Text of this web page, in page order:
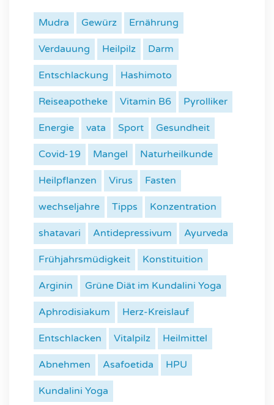
Mudra Gewürz Ernährung
Verdauung Heilpilz Darm
Entschlackung Hashimoto
Reiseapotheke Vitamin B6 Pyrolliker
Energie vata Sport Gesundheit
Covid-19 Mangel Naturheilkunde
Heilpflanzen Virus Fasten
wechseljahre Tipps Konzentration
shatavari Antidepressivum Ayurveda
Frühjahrsmüdigkeit Konstituition
Arginin Grüne Diät im Kundalini Yoga
Aphrodisiakum Herz-Kreislauf
Entschlacken Vitalpilz Heilmittel
Abnehmen Asafoetida HPU
Kundalini Yoga